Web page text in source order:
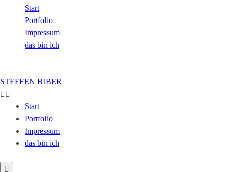
Start
Portfolio
Impressum
das bin ich
STEFFEN BIBER
Start
Portfolio
Impressum
das bin ich